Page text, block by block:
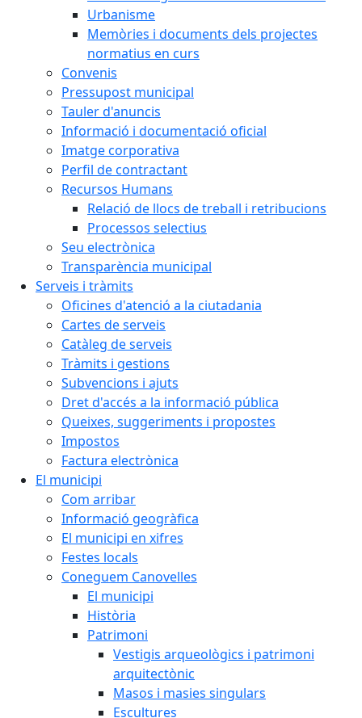
Urbanisme
Memòries i documents dels projectes
normatius en curs
Convenis
Pressupost municipal
Tauler d'anuncis
Informació i documentació oficial
Imatge corporativa
Perfil de contractant
Recursos Humans
Relació de llocs de treball i retribucions
Processos selectius
Seu electrònica
Transparència municipal
Serveis i tràmits
Oficines d'atenció a la ciutadania
Cartes de serveis
Catàleg de serveis
Tràmits i gestions
Subvencions i ajuts
Dret d'accés a la informació pública
Queixes, suggeriments i propostes
Impostos
Factura electrònica
El municipi
Com arribar
Informació geogràfica
El municipi en xifres
Festes locals
Coneguem Canovelles
El municipi
Història
Patrimoni
Vestigis arqueològics i patrimoni
arquitectònic
Masos i masies singulars
Escultures